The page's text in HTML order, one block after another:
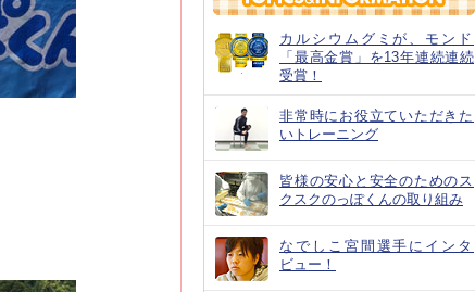
カルシウムグミが、モンド
「最高金賞」を13年連続連続
受賞！
非常時にお役立ていただきた
いトレーニング
皆様の安心と安全のためのス
クスクのっぽくんの取り組み
なでしこ宮間選手にインタ
ビュー！